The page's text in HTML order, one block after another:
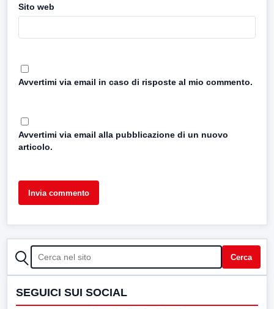
Sito web
Avvertimi via email in caso di risposte al mio commento.
Avvertimi via email alla pubblicazione di un nuovo
articolo.
CERCA Cerca
SEGUICI SUI SOCIAL